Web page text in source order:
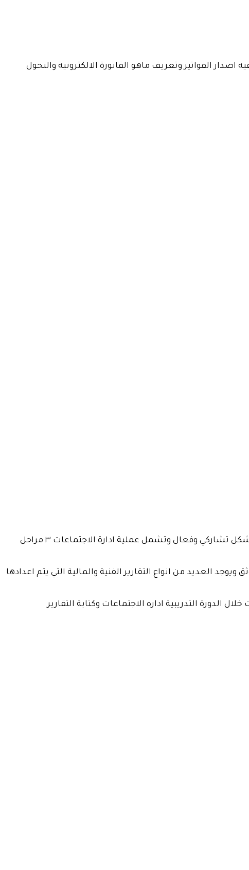
الفواتير وتعريف ماهو الفاتورة الالكترونية والتحول
ان مهارة ادارة الاجتماعات من شانها الحفاظ علي وقت العاملين في المنظمه وصناعه القرارات ومتابعه سير العمل بشكل تشاركي وفعال وتشمل عملية ادارة الاجتماعات ٣ مراحل
العديد من انواع التقارير الفنية والمالية التي يتم اعدادها
التدريبية اداره الاجتماعات وكتابة التقارير